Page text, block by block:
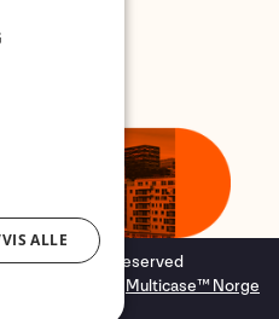
- All rights reserved
Multicase™ Norge
ALLE